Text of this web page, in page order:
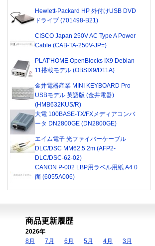
Hewlett-Packard HP 外付けUSB DVD
ドライブ (701498-B21)
CISCO Japan 250V AC Type A Power
Cable (CAB-TA-250V-JP=)
PLAT'HOME OpenBlocks IX9 Debian
11搭載モデル (OBSIX9/D11A)
金井電器産業 MINI KEYBOARD Pro
USBモデル 英語版 (金井電器)
(HMB632KUS/R)
大電 100BASE-TX/FXメディアコンバ
ータ DN2800GE (DN2800GE)
エイム電子 光ファイバーケーブル
DLC/DSC MM62.5 2m (AFP2-
DLC/DSC-62-02)
CANON P-002 LBP用ラベル用紙 A4 0
面 (6055A006)
商品更新履歴
2026年
8月
7月 6月 5月 4月
3月